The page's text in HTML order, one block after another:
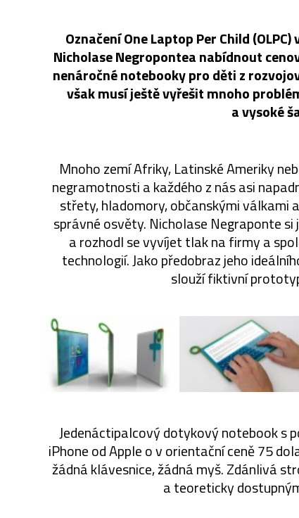
Označení One Laptop Per Child
Nicholase Negropontea nabídnout
nenáročné notebooky pro děti z
však musí ještě vyřešit mnoho
a vysoké
Mnoho zemí Afriky, Latinské Ameriky
negramotnosti a každého z nás asi
střety, hladomory, občanskými válkami
správné osvěty. Nicholase Negraponte
a rozhodl se vyvíjet tlak na firmy a
technologií. Jako předobraz jeho
slouží fiktivní
Jedenáctipalcový dotykový notebook s
iPhone od Apple o v orientační ceně 75
žádná klávesnice, žádná myš. Zdánlivá
a teoreticky